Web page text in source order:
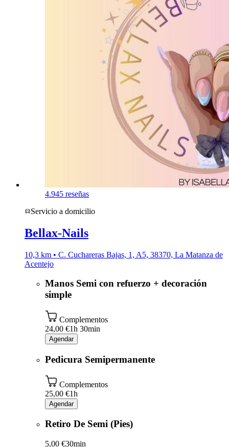
4.945 reseñas
Servicio a domicilio
Bellax-Nails
10,3 km • C. Cuchareras Bajas, 1, A5, 38370, La Matanza de
Acentejo
Manos Semi con refuerzo + decoración
simple
Complementos
24,00 €1h 30min
Agendar
Pedicura Semipermanente
Complementos
25,00 €1h
Agendar
Retiro De Semi (Pies)
5,00 €30min